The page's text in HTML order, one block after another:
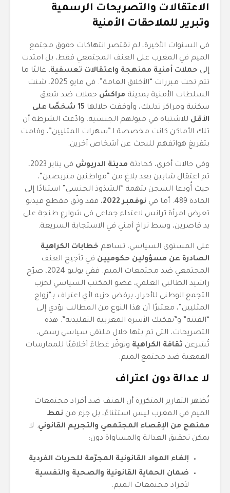
الاعتقالات والتصريحات الرسمية
وتبرير للملاحقات الأمنية
في السنوات الأخيرة، لم تقتصر انتهاكات حقوق مجتمع
الميم في المغرب على العنف المجتمعي فقط، بل امتدت
إلى حملات أمنية ممنهجة واعتقالات تعسفية، غالبًا ما
تتم تحت مبررات “الأخلاق العامة”. في مايو 2025، شنت
السلطات الأمنية بمدينة مراكش حملات ضد شقق
سكنية ومراكز تدليك، وأوقفت خلالها
15 شخصًا على
الأقل للاشتباه في ميولهم الجنسية. وادّعت الشرطة أن
تلك الأماكن كانت مخصصة لـ”سهرات المثليين”، وقامت
بتفريغ هواتفهم للبحث عن أشخاص آخرين.
وفي حالات أخرى، كحادثة مدينة الدريوش
في يناير 2023،
تم اعتقال شابين بعد بلاغ من “مواطنين متربصين”،
حيث أُودعا السجن بتهمة “الشذوذ الجنسي” استنادًا إلى
المادة 489. أما في
نوفمبر 2022
، فقد وثّق مقطع فيديو
تعرض امرأة ترانس لاعتداء جماعي في شوارع طنجة على
يد قاصرين، وسط تراخٍ أمني في الاستجابة السريعة.
على المستوى السياسي، تساهم خطابات الكراهية
الصادرة عن مسؤولين حكوميين في تأجيج العنف
المجتمعي ضد مجتمعات الميم. ففي يوليو 2024، صرّح
راشيد الطالبي العلمي، عضو المكتب السياسي لحزب
التجمع الوطني للأحرار، برفض حزبه لأي اعتراف بـ”زواج
المثليين”، معتبرًا أن هذا النوع من المطالب يؤدي إلى
“الفتنة” و”تفكيك الأسرة المغربية التقليدية”. هذه
التصريحات، التي تم بثها خلال ملتقى سياسي رسمي،
تُشرعن ثقافة الكراهية وتوفّر غطاءً أخلاقيًا للممارسات
القمعية ضد مجتمع الميم.
لا عدالة دون اعتراف
تُظهر التقارير المتكررة أن العنف ضد أفراد مجتمعات
الميم في المغرب ليس استثناءً، بل جزء من نمط
ممنهج من الإقصاء المجتمعي والتجريم القانوني. لا
يمكن تحقيق العدالة والمساواة دون:
إلغاء المواد القانونية المجرّمة للحريات الفردية.
ضمان الحماية القانونية والصحية والنفسية
لأفراد مجتمعات الميم.